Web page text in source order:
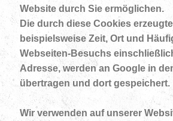
Website durch Sie ermöglichen.
Die durch diese Cookies
beispielsweise Zeit, Ort und
Webseiten-Besuchs
Adresse, werden an Google in
übertragen und dort gespeichert.
Wir verwenden auf unserer